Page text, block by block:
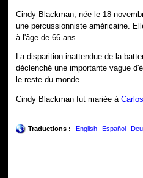
Cindy Blackman, née le 18
une percussionniste américaine.
à l'âge de 66 ans.
La disparition inattendue de la
déclenché une importante vague
le reste du monde.
Cindy Blackman fut mariée à
Traductions : English Español